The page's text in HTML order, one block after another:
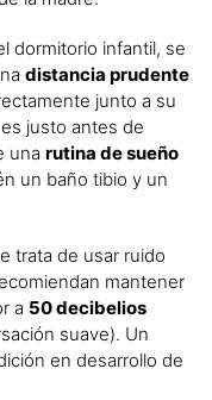
dormitorio infantil, se
distancia prudente
junto a su
justo antes de
una rutina de sueño
un baño tibio y un
trata de usar ruido
mantener
a 50 decibelios
suave). Un
en desarrollo de